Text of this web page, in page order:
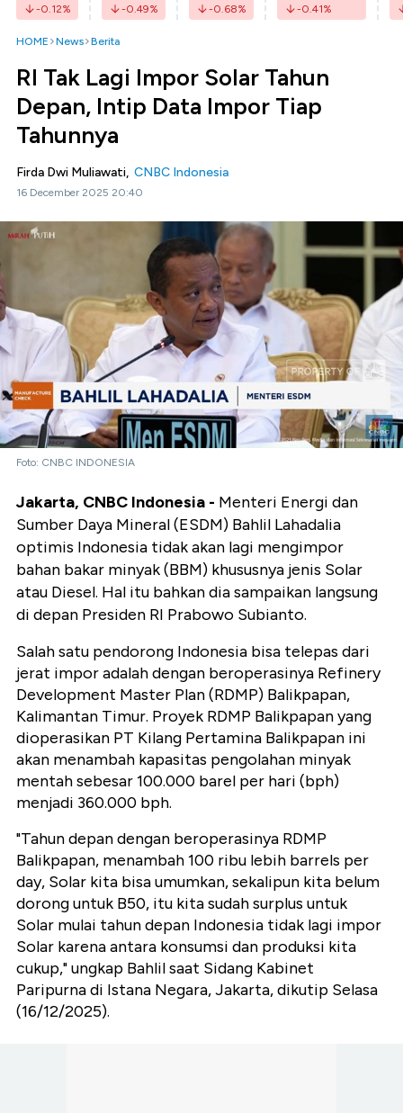
-0.12% -0.49% -0.68% -0.41%
HOME News Berita
RI Tak Lagi Impor Solar Tahun
Depan, Intip Data Impor Tiap
Tahunnya
Firda Dwi Muliawati, CNBC Indonesia
16 December 2025 20:40
Foto: CNBC INDONESIA
Jakarta, CNBC Indonesia - Menteri Energi dan
Sumber Daya Mineral (ESDM) Bahlil Lahadalia
optimis Indonesia tidak akan lagi mengimpor
bahan bakar minyak (BBM) khususnya jenis Solar
atau Diesel. Hal itu bahkan dia sampaikan langsung
di depan Presiden RI Prabowo Subianto.
Salah satu pendorong Indonesia bisa telepas dari
jerat impor adalah dengan beroperasinya Refinery
Development Master Plan (RDMP) Balikpapan,
Kalimantan Timur. Proyek RDMP Balikpapan yang
dioperasikan PT Kilang Pertamina Balikpapan ini
akan menambah kapasitas pengolahan minyak
mentah sebesar 100.000 barel per hari (bph)
menjadi 360.000 bph.
"Tahun depan dengan beroperasinya RDMP
Balikpapan, menambah 100 ribu lebih barrels per
day, Solar kita bisa umumkan, sekalipun kita belum
dorong untuk B50, itu kita sudah surplus untuk
Solar mulai tahun depan Indonesia tidak lagi impor
Solar karena antara konsumsi dan produksi kita
cukup," ungkap Bahlil saat Sidang Kabinet
Paripurna di Istana Negara, Jakarta, dikutip Selasa
(16/12/2025).